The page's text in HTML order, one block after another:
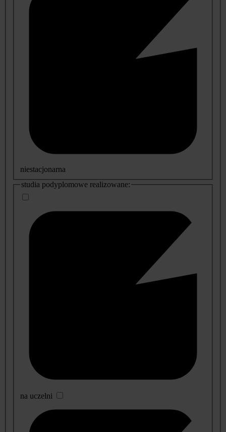
niestacjonarna
studia podyplomowe realizowane:
na uczelni